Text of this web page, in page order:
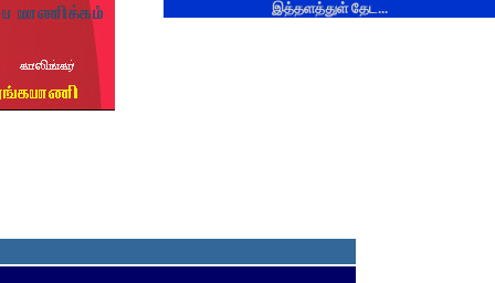
இத்தளத்துள் தேட...